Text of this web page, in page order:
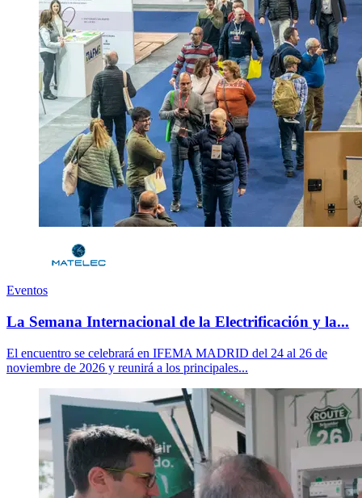
Eventos
La Semana Internacional de la Electrificación y la...
El encuentro se celebrará en IFEMA MADRID del 24 al 26 de
noviembre de 2026 y reunirá a los principales...